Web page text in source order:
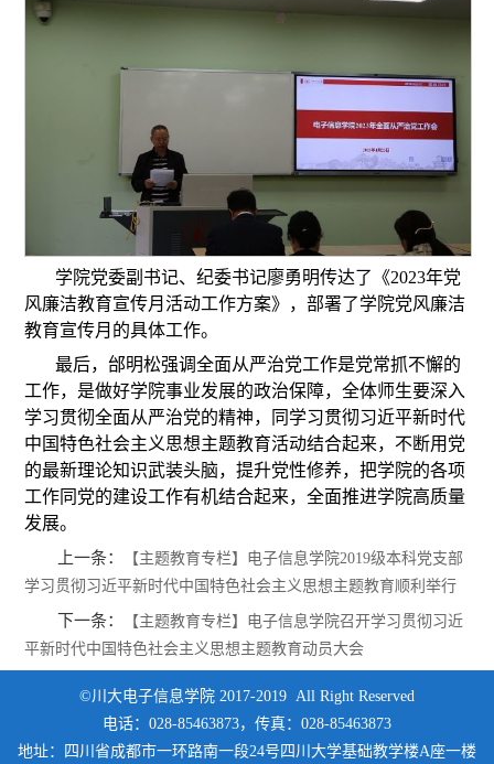
学院党委副书记、纪委书记廖勇明传达了《2023年党
风廉洁教育宣传月活动工作方案》，部署了学院党风廉洁
教育宣传月的具体工作。
最后，邰明松强调全面从严治党工作是党常抓不懈的
工作，是做好学院事业发展的政治保障，全体师生要深入
学习贯彻全面从严治党的精神，同学习贯彻习近平新时代
中国特色社会主义思想主题教育活动结合起来，不断用党
的最新理论知识武装头脑，提升党性修养，把学院的各项
工作同党的建设工作有机结合起来，全面推进学院高质量
发展。
上一条：
【主题教育专栏】电子信息学院2019级本科党支部
学习贯彻习近平新时代中国特色社会主义思想主题教育顺利举行
下一条：
【主题教育专栏】电子信息学院召开学习贯彻习近
平新时代中国特色社会主义思想主题教育动员大会
©川大电子信息学院 2017-2019 All Right Reserved
电话：028-85463873，传真：028-85463873
地址：四川省成都市一环路南一段24号四川大学基础教学楼A座一楼